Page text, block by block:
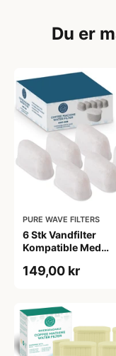
Du er
PURE WAVE FILTERS
6 Stk Vandfilter
Kompatible Med
Wave KWF-008
149,00 kr